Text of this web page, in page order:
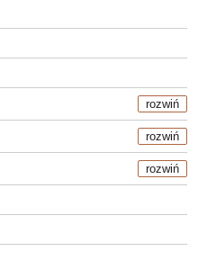
rozwiń
rozwiń
rozwiń